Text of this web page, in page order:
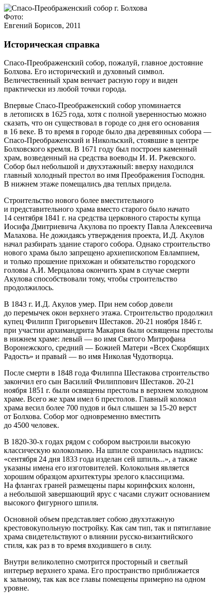
Фото:
Евгений Борисов, 2011
Историческая справка
Спасо-Преображенский собор, пожалуй, главное достояние
Болхова. Его исторический и духовный символ.
Величественный храм венчает расную гору и виден
практически из любой точки города.
Впервые Спасо-Преображенский собор упоминается
в летописях в 1625 года, хотя с полной уверенностью можно
сказать, что он существовал в городе со дня его основания
в 16 веке. В то время в городе было два деревянных собора —
Спасо-Преображенский и Никольский, стоявшие в центре
Болховского кремля. В 1671 году был построен каменный
храм, возведенный на средства воеводы И. И. Ржевского.
Собор был небольшой и двухэтажный: вверху находился
главный холодный престол во имя Преображения Господня.
В нижнем этаже помещались два теплых придела.
Строительство нового более вместительного
и представительного храма вместо старого было начато
14 сентября 1841 г. на средства церковного старосты купца
Иосифа Дмитриевича Акулова по проекту Павла Алексеевича
Малахова. Не дожидаясь утверждения проекта, И.Д. Акулов
начал разбирать здание старого собора. Однако строительство
нового храма было запрещено архиепископом Евлампием,
и только прошение прихожан и обязательство городского
головы А.И. Мерцалова окончить храм в случае смерти
Акулова способствовали тому, чтобы строительство
продолжилось.
В 1843 г. И.Д. Акулов умер. При нем собор довели
до перемычек окон верхнего этажа. Строительство продолжил
купец Филипп Григорьевич Шестаков. 20-21 ноября 1846 г.
при участии архимандрита Макария были освящены престолы
в нижнем храме: левый — во имя Святого Митрофана
Воронежского, средний — Божией Матери «Всех Скорбящих
Радость» и правый — во имя Николая Чудотворца.
После смерти в 1848 года Филиппа Шестакова строительство
закончил его сын Василий Филиппович Шестаков. 20-21
ноября 1851 г. были освящены престолы в верхнем холодном
храме. Всего же храм имел 6 престолов. Главный колокол
храма весил более 700 пудов и был слышен за 15-20 верст
от Болхова. Собор мог одновременно вместить
до 4500 человек.
В 1820-30-х годах рядом с собором выстроили высокую
классическую колокольню. На шпиле сохранилась надпись:
«сентября 24 дня 1833 года изделан сей шпиль...», а также
указаны имена его изготовителей. Колокольня является
хорошим образцом архитектуры зрелого классицизма.
На флангах граней размещены пары коринфских колонн,
а небольшой завершающий ярус с часами служит основанием
высокого фигурного шпиля.
Основной объем представляет собою двухэтажную
крестовокупольную постройку. Как сам тип, так и пятиглавие
храма свидетельствуют о влиянии русско-византийского
стиля, как раз в то время входившего в силу.
Внутри великолепно смотрится просторный и светлый
интерьер верхнего храма. Его пространство приближается
к зальному, так как все главы помещены примерно на одном
уровне.